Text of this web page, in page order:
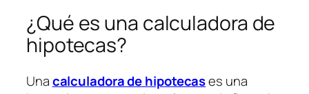
¿Qué es una calculadora de
hipotecas?
Unacalculadora de hipotecases una